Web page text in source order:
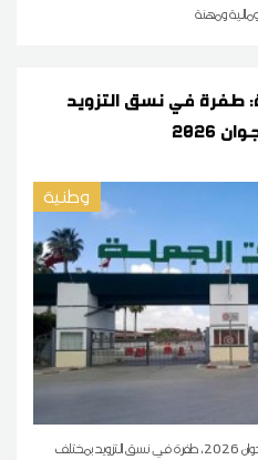
ومهنة
طفرة في نسق التزويد
وطنية
شهدت سوق الجملة ببئر القصعة خلال شهر جوان 2026، طفرة في نسق التزويد بمختلف